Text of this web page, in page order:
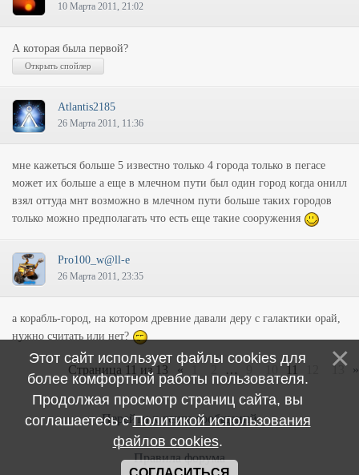
10 Марта 2011, 21:02
А которая была первой?
Atlantis2185
26 Марта 2011, 11:36
мне кажеться больше 5 известно только 4 города только в пегасе
может их больше а еще в млечном пути был один город когда онилл
взял оттуда мнт возможно в млечном пути больше таких городов
только можно предполагать что есть еще такие сооружения
Pro100_w@ll-e
26 Марта 2011, 23:35
а корабль-город, на котором древние давали деру с галактики орай,
нужно считать или нет?
Страница 11 из13 « … 11 13 »
Перейти к ленте сообщений
Правила форума
Этот сайт использует файлы cookies для
более комфортной работы пользователя.
Продолжая просмотр страниц сайта, вы
соглашаетесь сПолитикой использования
файлов cookies.